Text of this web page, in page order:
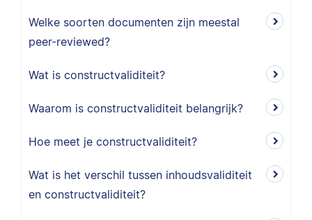
Welke soorten documenten zijn meestal
peer-reviewed?
Wat is constructvaliditeit?
Waarom is constructvaliditeit belangrijk?
Hoe meet je constructvaliditeit?
Wat is het verschil tussen inhoudsvaliditeit
en constructvaliditeit?